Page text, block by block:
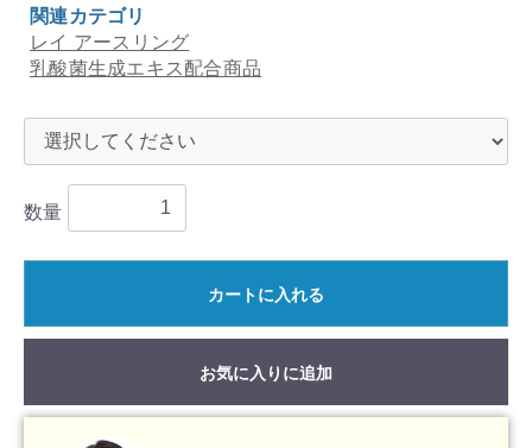
関連カテゴリ
レイ アースリング
乳酸菌生成エキス配合商品
数量
カートに入れる
お気に入りに追加